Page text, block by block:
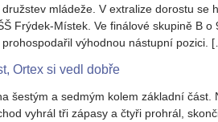
mládeže. V extralize dorostu se
Frýdek-Místek. Ve finálové skupině B
výhodnou nástupní pozici.
Ortex si vedl dobře
šestým a sedmým kolem základní
vyhrál tři zápasy a čtyři prohrál,